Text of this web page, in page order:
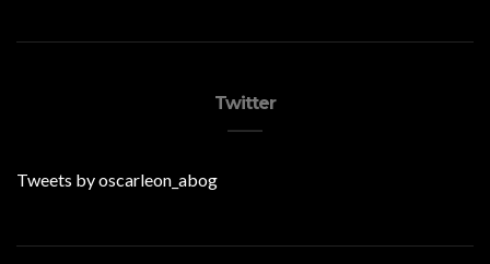
Twitter
Tweets by oscarleon_abog